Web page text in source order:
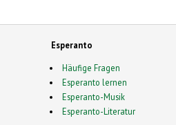
Esperanto
Häufige Fragen
Esperanto lernen
Esperanto-Musik
Esperanto-Literatur